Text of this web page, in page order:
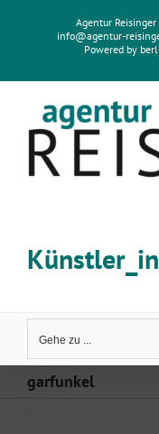
Agentur Reisinger
info@agentur-
Powered by
Gehe zu ...
garfunkel